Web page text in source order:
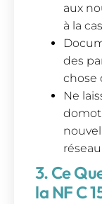
aux
à la
des
chose
Ne
3. Ce
la NF C